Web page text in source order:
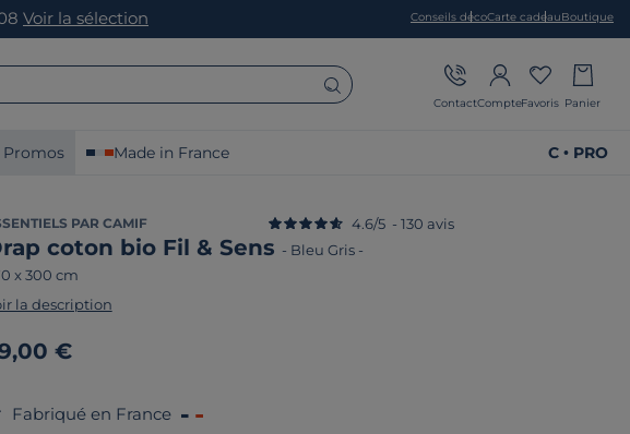
Voir la sélection Conseils décoCarte cadeauBoutique
ContactCompteFavoris Panier
Promos Made in France C • PRO
PAR CAMIF
coton bio Fil & Sens - Bleu Gris-
x 300 cm
4.6/5 - 130 avis
la description
€
Fabriqué en France